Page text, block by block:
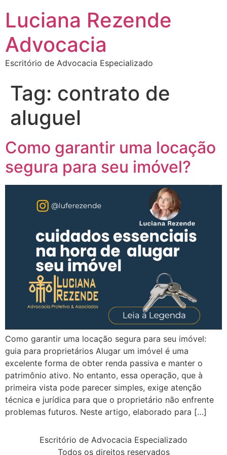
Luciana Rezende
Advocacia
Escritório de Advocacia Especializado
Tag: contrato de
aluguel
Como garantir uma locação
segura para seu imóvel?
Como garantir uma locação segura para seu imóvel:
guia para proprietários Alugar um imóvel é uma
excelente forma de obter renda passiva e manter o
patrimônio ativo. No entanto, essa operação, que à
primeira vista pode parecer simples, exige atenção
técnica e jurídica para que o proprietário não enfrente
problemas futuros. Neste artigo, elaborado para […]
Escritório de Advocacia Especializado
Todos os direitos reservados